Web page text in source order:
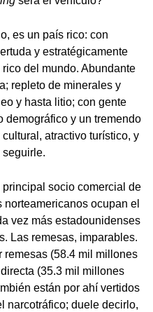
es un país rico: con
y estratégicamente
del mundo. Abundante
repleto de minerales y
y hasta litio; con gente
demográfico y un tremendo
atractivo turístico, y
socio comercial de
ocupan el
vez más estadounidenses
Las remesas, imparables.
remesas (58.4 mil millones
(35.3 mil millones
están por ahí vertidos
narcotráfico; duele decirlo,